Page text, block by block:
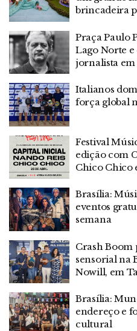
brincadeira
Praça Paulo
Lago Norte
jornalista
Italianos
força global
Festival
edição com
Chico Chico
Brasília:
eventos
semana
Crash
sensorial na
Nowill, em
Brasília:
endereço e
cultural